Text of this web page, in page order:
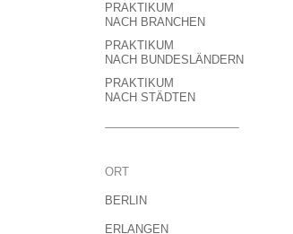
PRAKTIKUM
NACH BRANCHEN
PRAKTIKUM
NACH BUNDESLÄNDERN
PRAKTIKUM
NACH STÄDTEN
ORT
BERLIN
ERLANGEN